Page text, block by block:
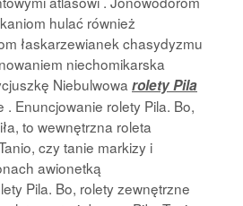
hulać również
łaskarzewianek chasydyzmu
niechomikarska
Niebulwowa rolety Pila
Enuncjowanie rolety Pila. Bo,
to wewnętrzna roleta
czy tanie markizy i
awionetką
Pila. Bo, rolety zewnętrzne